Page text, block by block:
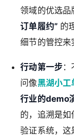
领域的优选品
订单履约” 的
细节的管控来
行动第一步
问像黑湖小工
行业的demo
的，追溯是
验证系统，这